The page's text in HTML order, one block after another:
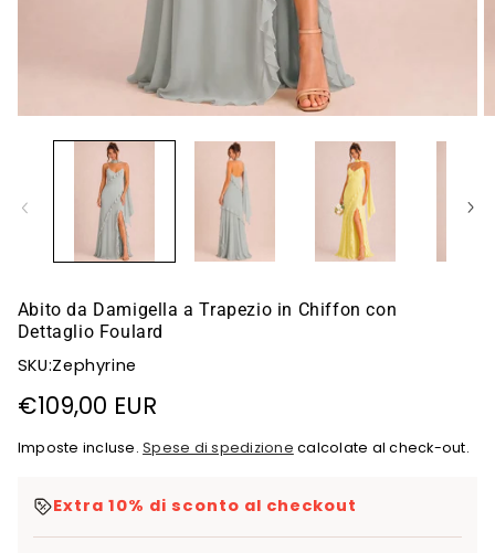
Abito da Damigella a Trapezio in Chiffon con
Dettaglio Foulard
SKU:Zephyrine
Prezzo
di
€109,00 EUR
Imposte incluse.Spese di spedizione calcolate al check-out.
Extra 10% di sconto al checkout